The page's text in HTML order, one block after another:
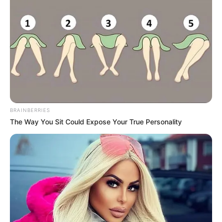
-ad4
A participação é voluntária eos resultados ficam disponíveis
para acesso público no MBT, incentivando o controle social e a
melhoria contínua da gestão pública.
🧊 Destaques da autoavaliação incluem:
💠 Diagnóstico atual de transparência por ente federado;
💠 Identificação de oportunidades de melhoria;
BRAINBERRIES
The Way You Sit Could Expose Your True Personality